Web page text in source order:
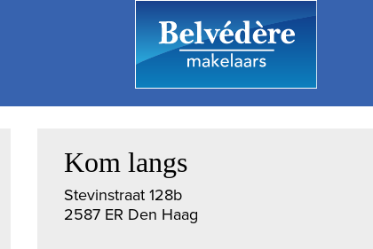
Kom langs
Stevinstraat 128b
2587 ER Den Haag